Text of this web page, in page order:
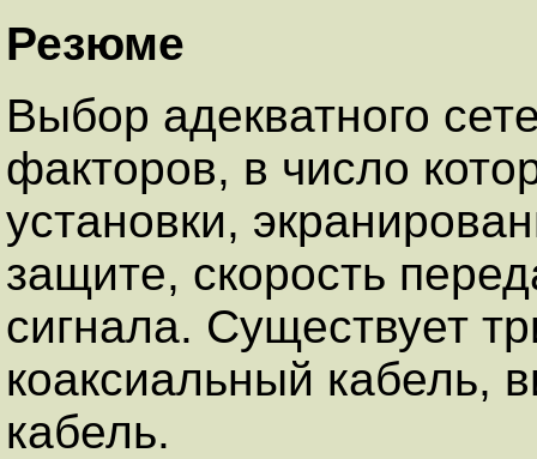
Резюме
Выбор адекватного
факторов, в число
установки,
защите, скорость
сигнала. Существует
коаксиальный кабель,
кабель.